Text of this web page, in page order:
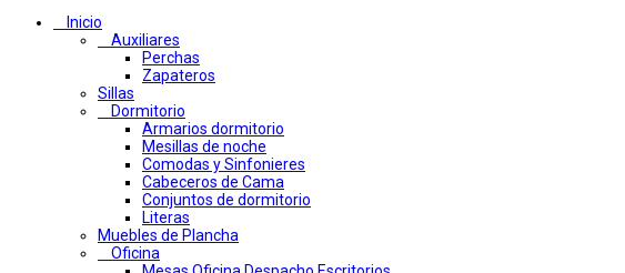
Inicio
Auxiliares
Perchas
Zapateros
Sillas
Dormitorio
Armarios dormitorio
Mesillas de noche
Comodas y Sinfonieres
Cabeceros de Cama
Conjuntos de dormitorio
Literas
Muebles de Plancha
Oficina